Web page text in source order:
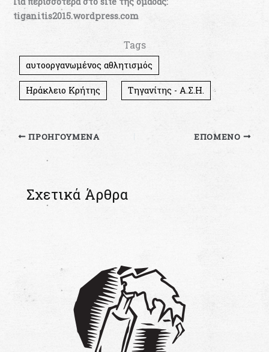
tiganitis2015.wordpress.com
Tags
αυτοοργανωμένος αθλητισμός
Ηράκλειο Κρήτης Τηγανίτης - Α.Σ.Η.
ΠΡΟΗΓΟΎΜΕΝΑ ΕΠΌΜΕΝΟ
Σχετικά Άρθρα